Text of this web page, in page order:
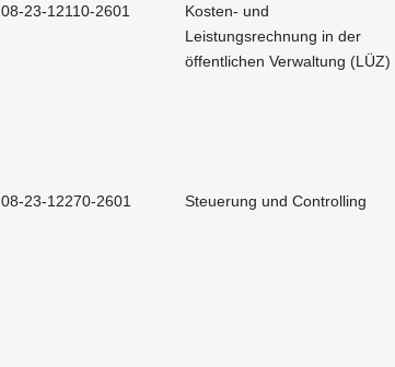
08-23-12110-2601
Kosten- und
Leistungsrechnung in der
öffentlichen Verwaltung (LÜZ)
08-23-12270-2601 Steuerung und Controlling